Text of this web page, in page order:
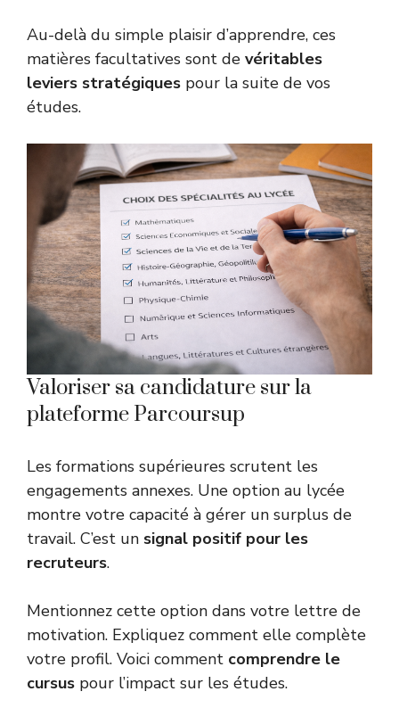
Au-delà du simple plaisir d’apprendre, ces
matières facultatives sont de véritables
leviers stratégiques pour la suite de vos
études.
Valoriser sa candidature sur la
plateforme Parcoursup
Les formations supérieures scrutent les
engagements annexes. Une option au lycée
montre votre capacité à gérer un surplus de
travail. C’est un signal positif pour les
recruteurs.
Mentionnez cette option dans votre lettre de
motivation. Expliquez comment elle complète
votre profil. Voici comment comprendre le
cursus pour l’impact sur les études.